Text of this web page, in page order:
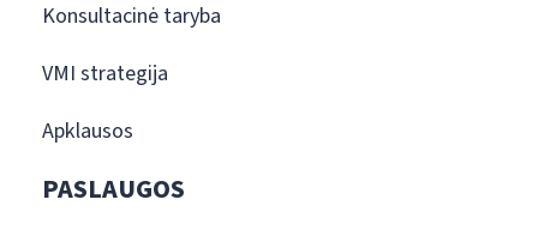
Konsultacinė taryba
VMI strategija
Apklausos
PASLAUGOS